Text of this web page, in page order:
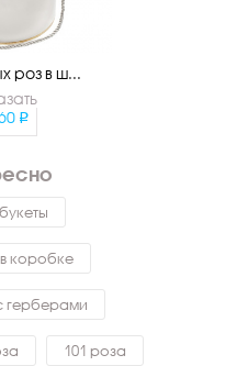
роз в ш...
в коробке
герберами
101 роза